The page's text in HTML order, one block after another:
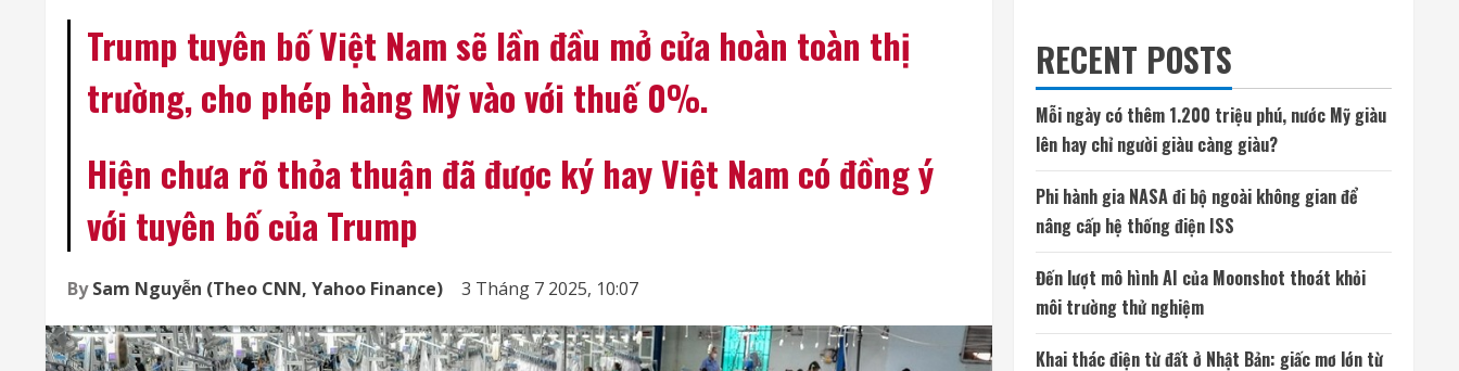
Trump tuyên bố Việt Nam sẽ lần đầu mở cửa hoàn toàn thị
trường, cho phép hàng Mỹ vào với thuế 0%.
Hiện chưa rõ thỏa thuận đã được ký hay Việt Nam có đồng ý
với tuyên bố của Trump
BySam Nguyễn (Theo CNN, Yahoo Finance) 3 Tháng 7 2025, 10:07
RECENT POSTS
Mỗi ngày có thêm 1.200 triệu phú, nước Mỹ giàu
lên hay chỉ người giàu càng giàu?
Phi hành gia NASA đi bộ ngoài không gian để
nâng cấp hệ thống điện ISS
Đến lượt mô hình AI của Moonshot thoát khỏi
môi trường thử nghiệm
Khai thác điện từ đất ở Nhật Bản: giấc mơ lớn từ